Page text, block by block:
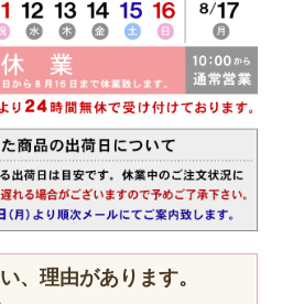
、理由があります。